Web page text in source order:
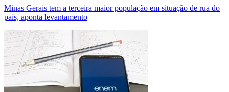
Minas Gerais tem a terceira maior população em situação de rua do
país, aponta levantamento